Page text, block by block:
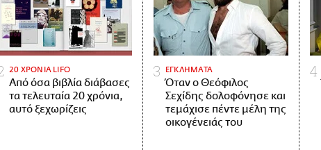
20 ΧΡΟΝΙΑ LIFO
Από όσα βιβλία διάβασες
τα τελευταία 20 χρόνια,
αυτό ξεχωρίζεις
ΕΓΚΛΗΜΑΤΑ
Όταν ο Θεόφιλος
Σεχίδης δολοφόνησε και
τεμάχισε πέντε μέλη της
οικογένειάς του